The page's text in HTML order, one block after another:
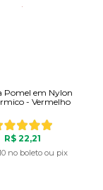
Pomel em Nylon
- Vermelho
R$ 22,21
no boleto ou pix